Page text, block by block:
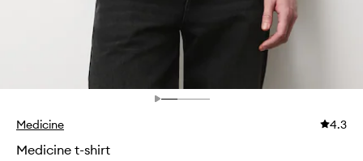
Medicine 4.3
Medicine t-shirt